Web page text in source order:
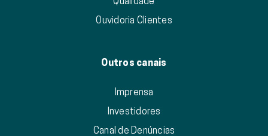
Ouvidoria Clientes
Outros canais
Imprensa
Investidores
Canal de Denúncias